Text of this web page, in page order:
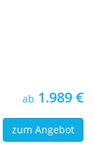
ab 1.989 €
zum Angebot